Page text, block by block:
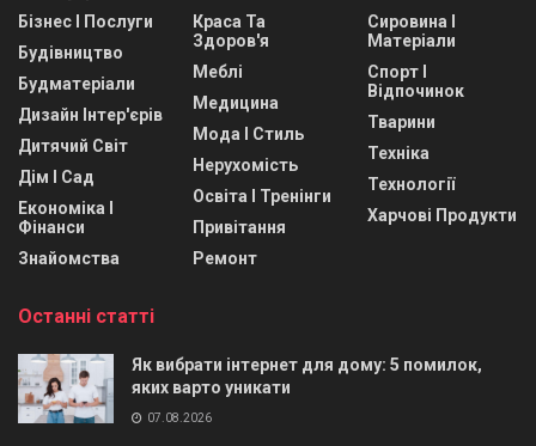
Бізнес І Послуги
Будівництво
Будматеріали
Дизайн Інтер'єрів
Дитячий Світ
Дім І Сад
Економіка І
Фінанси
Знайомства
Краса Та
Здоров'я
Меблі
Медицина
Мода І Стиль
Нерухомість
Освіта І Тренінги
Привітання
Ремонт
Сировина І
Матеріали
Спорт І
Відпочинок
Тварини
Техніка
Технології
Харчові Продукти
Останні статті
Як вибрати інтернет для дому: 5 помилок,
яких варто уникати
07.08.2026